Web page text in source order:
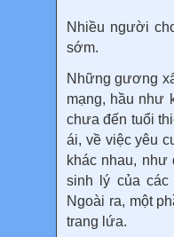
Nhiều người
sớm.
Những gương
mạng, hầu như
chưa đến tuổi
ái, về việc yêu
khác nhau, như
sinh lý của các
Ngoài ra, một
trang lứa.